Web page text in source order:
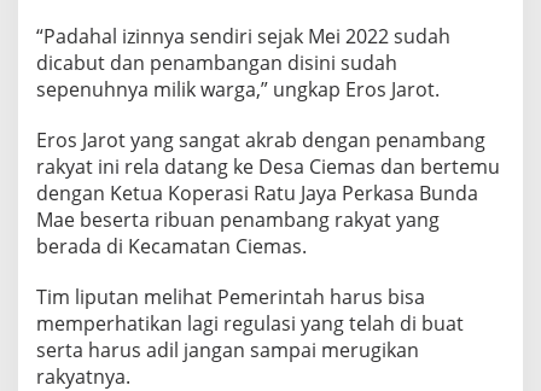
“Padahal izinnya sendiri sejak Mei 2022 sudah
dicabut dan penambangan disini sudah
sepenuhnya milik warga,” ungkap Eros Jarot.
Eros Jarot yang sangat akrab dengan penambang
rakyat ini rela datang ke Desa Ciemas dan bertemu
dengan Ketua Koperasi Ratu Jaya Perkasa Bunda
Mae beserta ribuan penambang rakyat yang
berada di Kecamatan Ciemas.
Tim liputan melihat Pemerintah harus bisa
memperhatikan lagi regulasi yang telah di buat
serta harus adil jangan sampai merugikan
rakyatnya.